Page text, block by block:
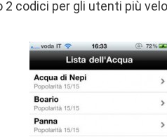
codici per gli utenti più